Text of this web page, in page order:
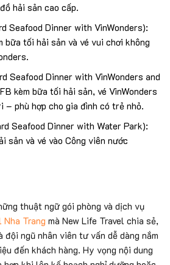
hải sản cao cấp.
Seafood Dinner with VinWonders):
bữa tối hải sản và vé vui chơi không
Seafood Dinner with VinWonders and
kèm bữa tối hải sản, vé VinWonders
– phù hợp cho gia đình có trẻ nhỏ.
Seafood Dinner with Water Park):
sản và vé vào Công viên nước
thuật ngữ gói phòng và dịch vụ
Nha Trang mà New Life Travel chia sẻ,
đội ngũ nhân viên tư vấn dễ dàng nắm
đến khách hàng. Hy vọng nội dung